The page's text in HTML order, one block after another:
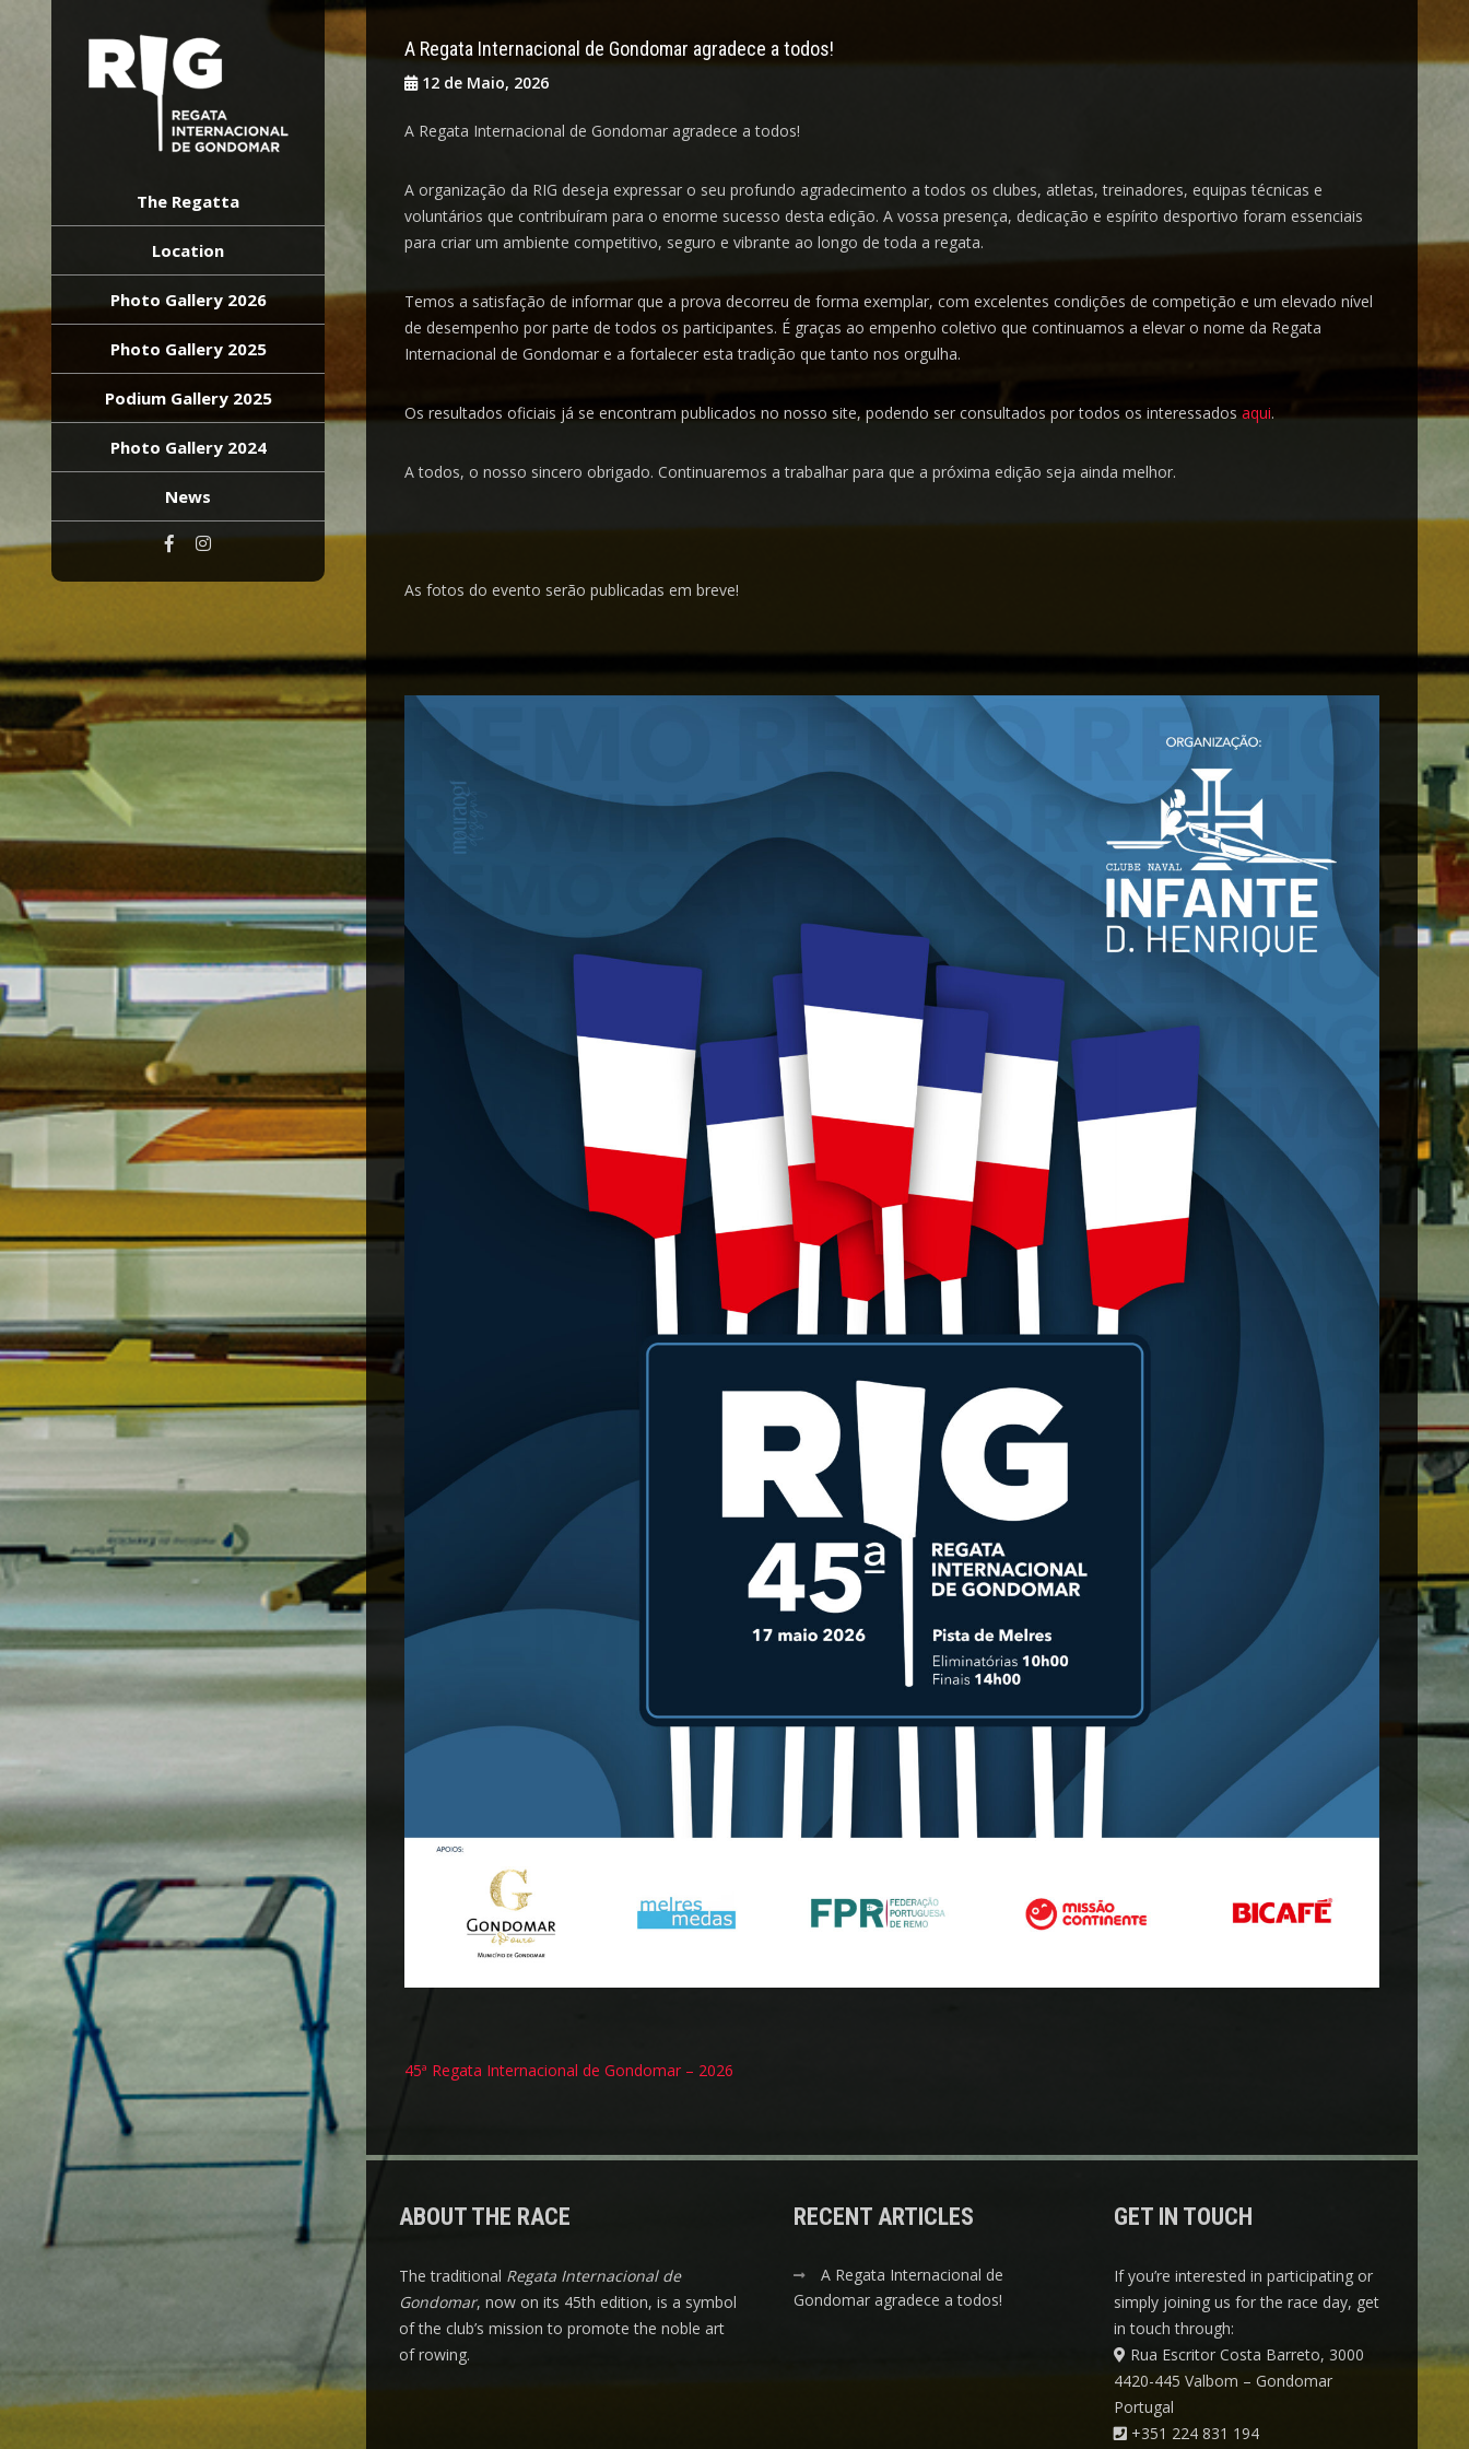
INTERNACIONAL
GONDOMAR
The Regatta
Location
Photo Gallery 2026
Photo Gallery 2025
Podium Gallery 2025
Photo Gallery 2024
News
A Regata Internacional de Gondomar agradece a todos!
12 de Maio, 2026
A Regata Internacional de Gondomar agradece a todos!
A organização da RIG deseja expressar o seu profundo agradecimento a todos os clubes, atletas, treinadores, equipas técnicas e
voluntários que contribuíram para o enorme sucesso desta edição. A vossa presença, dedicação e espírito desportivo foram essenciais
para criar um ambiente competitivo, seguro e vibrante ao longo de toda a regata.
Temos a satisfação de informar que a prova decorreu de forma exemplar, com excelentes condições de competição e um elevado nível
de desempenho por parte de todos os participantes. É graças ao empenho coletivo que continuamos a elevar o nome da Regata
Internacional de Gondomar e a fortalecer esta tradição que tanto nos orgulha.
Os resultados oficiais já se encontram publicados no nosso site, podendo ser consultados por todos os interessados aqui.
A todos, o nosso sincero obrigado. Continuaremos a trabalhar para que a próxima edição seja ainda melhor.
As fotos do evento serão publicadas em breve!
Navegação
45ª Regata Internacional de Gondomar – 2026
ABOUT THE RACE
The traditional Regata Internacional de
Gondomar, now on its 45th edition, is a symbol
of the club’s mission to promote the noble art
of rowing.
RECENT ARTICLES
A Regata Internacional de
Gondomar agradece a todos!
GET IN TOUCH
If you’re interested in participating or
simply joining us for the race day, get
in touch through:
Rua Escritor Costa Barreto, 3000
4420-445 Valbom – Gondomar
Portugal
+351 224 831 194